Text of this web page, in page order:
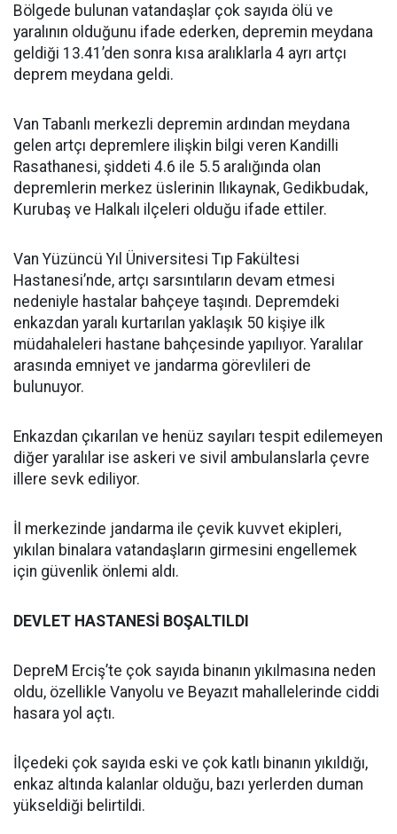
Bölgede bulunan vatandaşlar çok sayıda ölü ve
yaralının olduğunu ifade ederken, depremin meydana
geldiği 13.41’den sonra kısa aralıklarla 4 ayrı artçı
deprem meydana geldi.
Van Tabanlı merkezli depremin ardından meydana
gelen artçı depremlere ilişkin bilgi veren Kandilli
Rasathanesi, şiddeti 4.6 ile 5.5 aralığında olan
depremlerin merkez üslerinin Ilıkaynak, Gedikbudak,
Kurubaş ve Halkalı ilçeleri olduğu ifade ettiler.
Van Yüzüncü Yıl Üniversitesi Tıp Fakültesi
Hastanesi’nde, artçı sarsıntıların devam etmesi
nedeniyle hastalar bahçeye taşındı. Depremdeki
enkazdan yaralı kurtarılan yaklaşık 50 kişiye ilk
müdahaleleri hastane bahçesinde yapılıyor. Yaralılar
arasında emniyet ve jandarma görevlileri de
bulunuyor.
Enkazdan çıkarılan ve henüz sayıları tespit edilemeyen
diğer yaralılar ise askeri ve sivil ambulanslarla çevre
illere sevk ediliyor.
İl merkezinde jandarma ile çevik kuvvet ekipleri,
yıkılan binalara vatandaşların girmesini engellemek
için güvenlik önlemi aldı.
DEVLET HASTANESİ BOŞALTILDI
DepreM Erciş’te çok sayıda binanın yıkılmasına neden
oldu, özellikle Vanyolu ve Beyazıt mahallelerinde ciddi
hasara yol açtı.
İlçedeki çok sayıda eski ve çok katlı binanın yıkıldığı,
enkaz altında kalanlar olduğu, bazı yerlerden duman
yükseldiği belirtildi.